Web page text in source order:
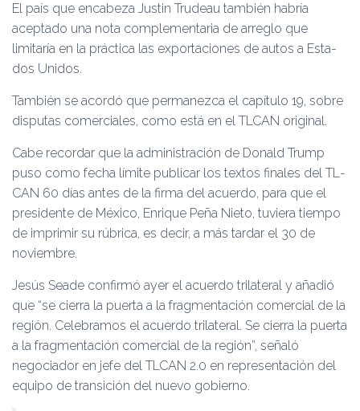
El país que encabeza Jus­tin Trudeau también habría
aceptado una nota comple­mentaria de arreglo que
limitaría en la práctica las ex­portaciones de autos a Esta­
dos Unidos.
También se acordó que per­manezca el capítulo 19, sobre
disputas comerciales, como está en el TLCAN original.
Cabe recordar que la admi­nistración de Donald Trump
puso como fecha límite pu­blicar los textos finales del TL­
CAN 60 días antes de la firma del acuerdo, para que el
presi­dente de México, Enrique Peña Nieto, tuviera tiempo
de impri­mir su rúbrica, es decir, a más tardar el 30 de
noviembre.
Jesús Seade confirmó ayer el acuerdo trilateral y aña­dió
que “se cierra la puerta a la fragmentación comercial de la
región. Celebramos el acuerdo trilateral. Se cierra la puerta
a la fragmentación co­mercial de la región”, señaló
negociador en jefe del TLCAN 2.0 en representación del
equipo de transición del nuevo gobierno.